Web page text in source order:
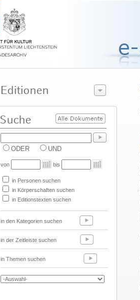
ODER UND
von bis
in Personen suchen
in Körperschaften suchen
in Editionstexten suchen
in den Kategorien suchen
in der Zeitleiste suchen
in Themen suchen